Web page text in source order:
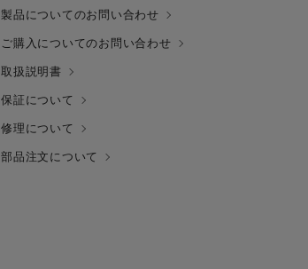
製品についてのお問い合わせ
ご購入についてのお問い合わせ
取扱説明書
保証について
修理について
部品注文について